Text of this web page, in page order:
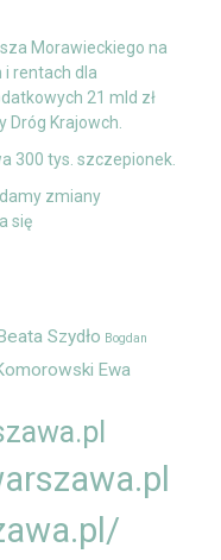
Morawieckiego na
rentach dla
21 mld zł
Krajowch.
300 tys. szczepionek.
zmiany
się
Szydło Bogdan
Ewa